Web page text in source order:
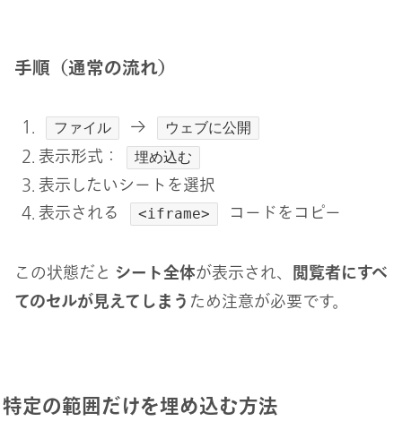
手順（通常の流れ）
ファイル → ウェブに公開
表示形式： 埋め込む
表示したいシートを選択
表示される
<iframe> コードをコピー
この状態だと シート全体が表示され、
閲覧者にすべ
てのセルが見えてしまう ため注意が必要です。
特定の範囲だけを埋め込む方法